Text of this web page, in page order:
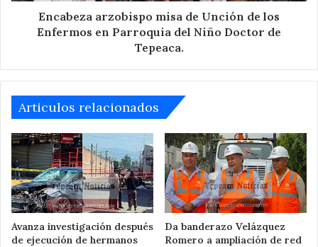
Parroquia
de
Encabeza arzobispo misa de Unción de los
Enfermos en Parroquia del Niño Doctor de
Tepeaca.
Articulos relacionados
Avanza investigación después
de ejecución de hermanos
Da banderazo Velázquez
Romero a ampliación de red